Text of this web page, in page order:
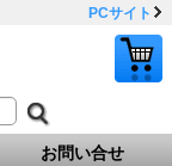
PCサイト
お問い合せ